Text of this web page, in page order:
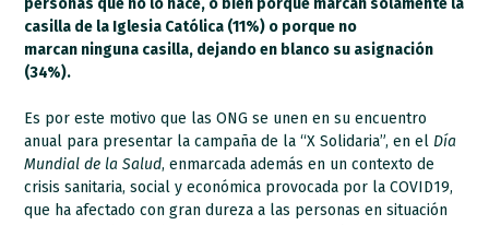
personas que no lo hace, o bien porque marcan solamente la
casilla de la Iglesia Católica (11%) o porque no
marcan ninguna casilla, dejando en blanco su asignación
(34%).
Es por este motivo que las ONG se unen en su encuentro
anual para presentar la campaña de la “X Solidaria”, en el Día
Mundial de la Salud, enmarcada además en un contexto de
crisis sanitaria, social y económica provocada por la COVID19,
que ha afectado con gran dureza a las personas en situación